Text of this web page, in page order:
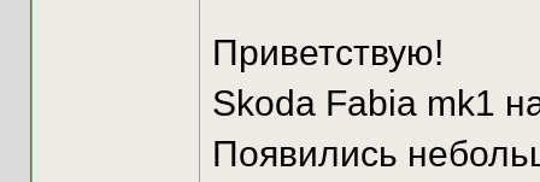
Приветствую!
Skoda Fabia mk1
Появились